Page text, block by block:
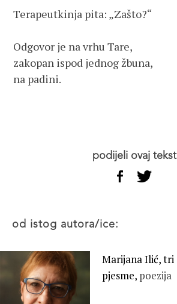
Terapeutkinja pita: „Zašto?“
Odgovor je na vrhu Tare,
zakopan ispod jednog žbuna,
na padini.
podijeli ovaj tekst
od istog autora/ice:
Marijana Ilić, tri
pjesme, poezija